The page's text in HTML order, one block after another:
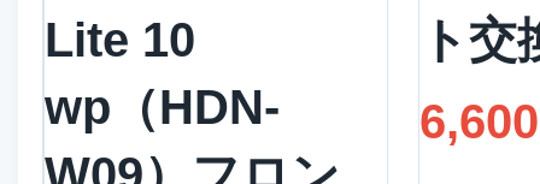
Lite 10
wp（HDN-
ト